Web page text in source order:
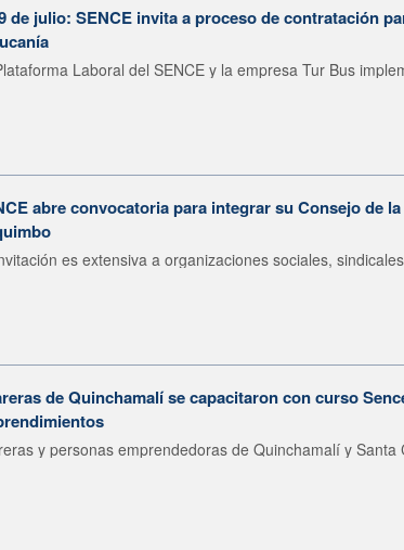
de julio: SENCE invita a proceso de contratación
Laboral del SENCE y la empresa Tur Bus
abre convocatoria para integrar su Consejo de
es extensiva a organizaciones sociales,
de Quinchamalí se capacitaron con curso
y personas emprendedoras de Quinchamalí y Santa